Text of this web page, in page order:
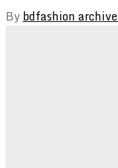
Bybdfashion archive